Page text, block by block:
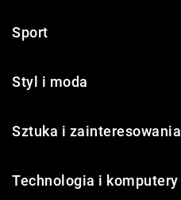
Sport
Styl i moda
Sztuka i zainteresowania
Technologia i komputery